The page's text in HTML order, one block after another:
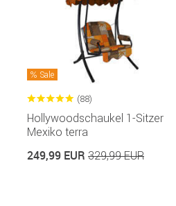
Sale
(88)
Hollywoodschaukel 1-Sitzer
Mexiko terra
249,99 EUR 329,99 EUR